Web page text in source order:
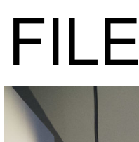
FILE